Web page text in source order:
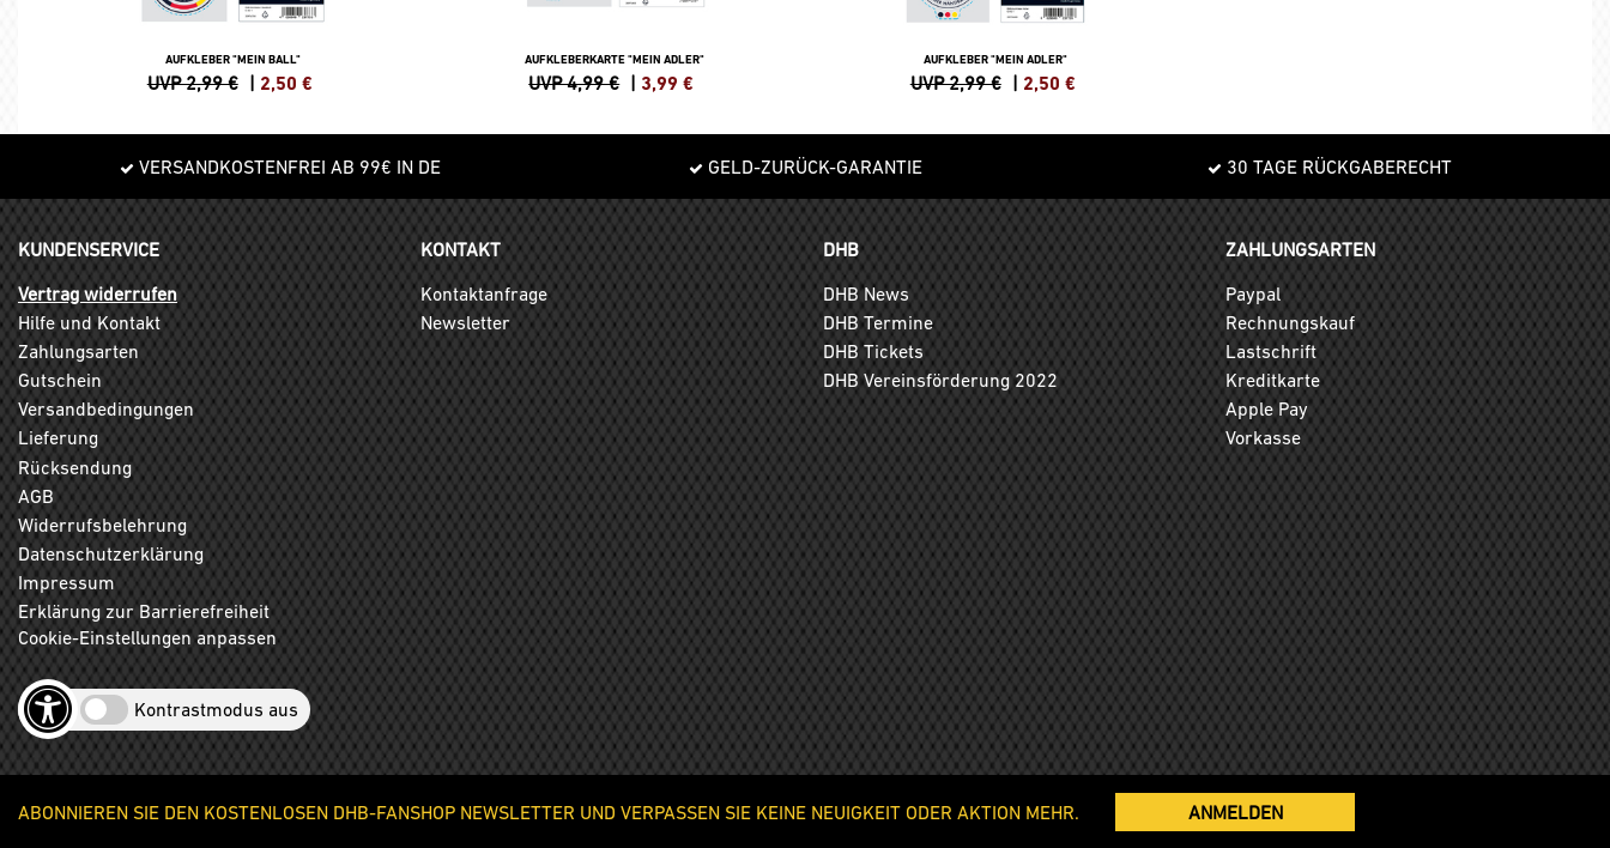
AUFKLEBER "MEIN BALL"
UVP 2,99 € 2,50 €
AUFKLEBERKARTE "MEIN ADLER"
UVP 4,99 € 3,99 €
AUFKLEBER "MEIN ADLER"
UVP 2,99 € 2,50 €
VERSANDKOSTENFREI AB 99€ IN DE GELD-ZURÜCK-GARANTIE 30 TAGE RÜCKGABERECHT
KUNDENSERVICE
Vertrag widerrufen
Hilfe und Kontakt
Zahlungsarten
Gutschein
Versandbedingungen
Lieferung
Rücksendung
AGB
Widerrufsbelehrung
Datenschutzerklärung
Impressum
Erklärung zur Barrierefreiheit
Cookie-Einstellungen anpassen
Kontrastmodus aus
KONTAKT
Kontaktanfrage
Newsletter
DHB
DHB News
DHB Termine
DHB Tickets
DHB Vereinsförderung 2022
ZAHLUNGSARTEN
Paypal
Rechnungskauf
Lastschrift
Kreditkarte
Apple Pay
Vorkasse
ABONNIEREN SIE DEN KOSTENLOSEN DHB-FANSHOP NEWSLETTER UND VERPASSEN SIE KEINE NEUIGKEIT ODER AKTION MEHR. ANMELDEN